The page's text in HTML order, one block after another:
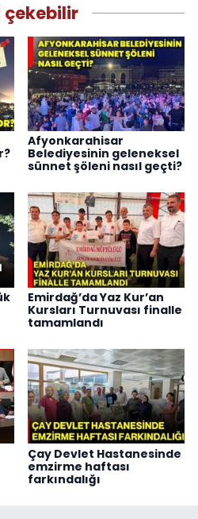
çekebilir
Afyonkarahisar
Belediyesinin geleneksel
sünnet şöleni nasıl geçti?
Emirdağ’da Yaz Kur’an
Kursları Turnuvası finalle
tamamlandı
Çay Devlet Hastanesinde
emzirme haftası
farkındalığı